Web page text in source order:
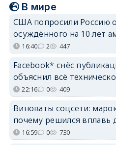
В мире
США попросили Россию
осуждённого на 10 лет
16:40 2 447
Facebook* снёс
объяснил всё
22:16 0 409
Виноваты соцсети:
почему решился вплавь
16:59 0 730